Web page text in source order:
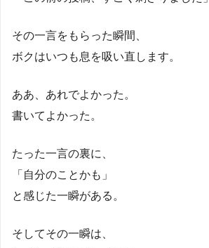
その一言をもらった瞬間、
ボクはいつも息を吸い直します。
ああ、あれでよかった。
書いてよかった。
たった一言の裏に、
「自分のことかも」
と感じた一瞬がある。
そしてその一瞬は、